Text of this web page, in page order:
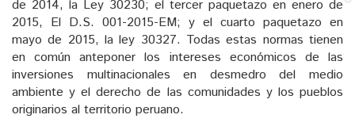
de 2014, la Ley 30230; el tercer paquetazo en enero de
2015, El D.S. 001-2015-EM; y el cuarto paquetazo en
mayo de 2015, la ley 30327. Todas estas normas tienen
en común anteponer los intereses económicos de las
inversiones multinacionales en desmedro del medio
ambiente y el derecho de las comunidades y los pueblos
originarios al territorio peruano.